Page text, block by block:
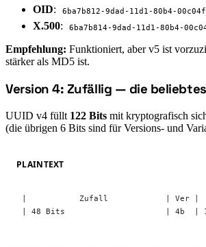
OID: 6ba7b812-9dad-11d1-80b4-
X.500: 6ba7b814-9dad-11d1-80b4-
Empfehlung: Funktioniert, aber v5 ist
stärker als MD5 ist.
#
Version 4: Zufällig — die
UUID v4 füllt 122 Bits mit kryptografisch
(die übrigen 6 Bits sind für Versions- und
PLAINTEXT
|           Zufall            | Ver |
| 48 Bits                     | 4b  |